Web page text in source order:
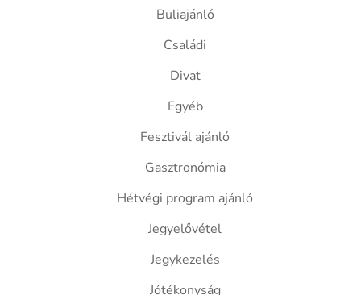
Buliajánló
Családi
Divat
Egyéb
Fesztivál ajánló
Gasztronómia
Hétvégi program ajánló
Jegyelővétel
Jegykezelés
Jótékonyság